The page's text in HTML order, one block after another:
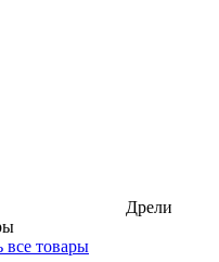
Дрели
все товары